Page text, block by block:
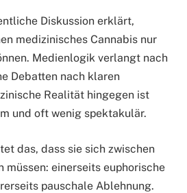
Diskussion erklärt,
medizinisches Cannabis nur
Medienlogik verlangt nach
Debatten nach klaren
Realität hingegen ist
und oft wenig spektakulär.
das, dass sie sich zwischen
müssen: einerseits euphorische
pauschale Ablehnung.